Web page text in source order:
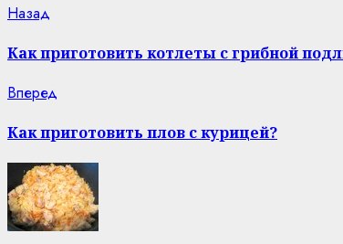
Continue
Reading
Назад
Как приготовить котлеты с грибной
Вперед
Как приготовить плов с курицей?